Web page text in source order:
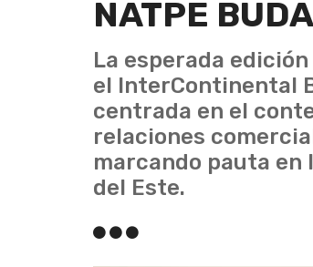
NATPE
La esperada
el InterContinental
centrada en el
relaciones
marcando pauta en
del Este.